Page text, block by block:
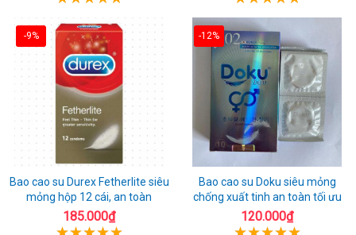
-9%
Bao cao su Durex Fetherlite siêu
mỏng hộp 12 cái, an toàn
185.000₫
-12%
Bao cao su Doku siêu mỏng
chống xuất tinh an toàn tối ưu
120.000₫